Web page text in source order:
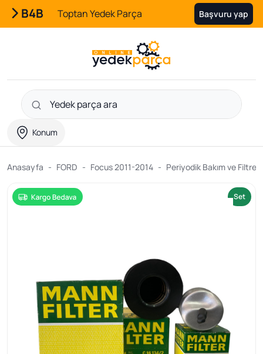
B4B Toptan Yedek Parça Başvuru yap
Konum
Anasayfa FORD Focus 2011-2014 Periyodik Bakım ve Filtre
Set